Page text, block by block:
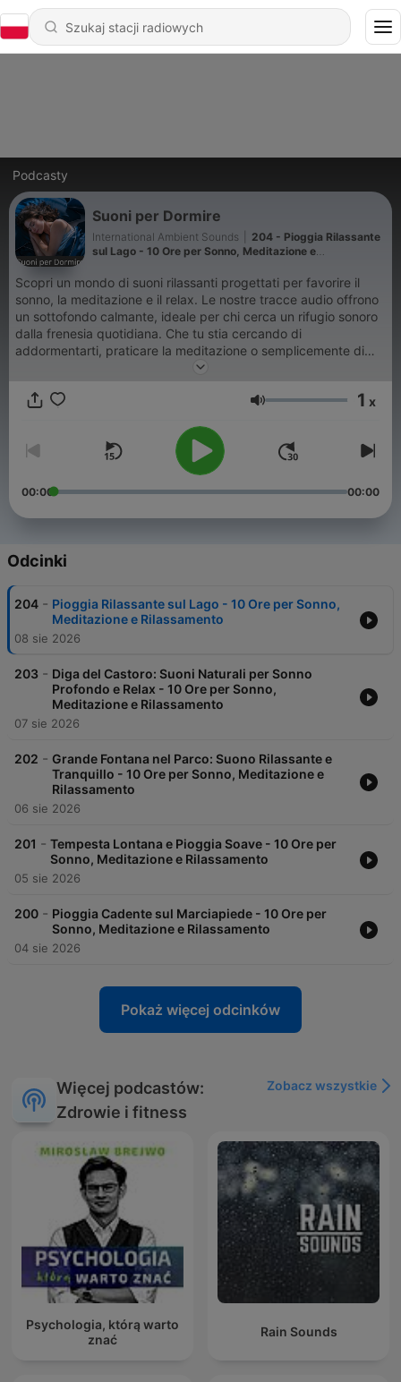
Podcasty
Suoni per Dormire
International Ambient Sounds
204 - Pioggia Rilassante
sul Lago - 10 Ore per Sonno, Meditazione e
Scopri un mondo di suoni rilassanti progettati per favorire il
sonno, la meditazione e il relax. Le nostre tracce audio offrono
un sottofondo calmante, ideale per chi cerca un rifugio sonoro
dalla frenesia quotidiana. Che tu stia cercando di
addormentarti, praticare la meditazione o semplicemente di
creare un'atmosfera serena, i nostri suoni ti accompagneranno
sensoriale unica che ti aiuterà a ritrovare il tuo equilibrio
Głośność 1 x
00:00 00:00
Odcinki
204 - Pioggia Rilassante sul Lago - 10 Ore per Sonno,
Meditazione e Rilassamento
08 sie 2026
203 - Diga del Castoro: Suoni Naturali per Sonno
Profondo e Relax - 10 Ore per Sonno,
Meditazione e Rilassamento
07 sie 2026
202 - Grande Fontana nel Parco: Suono Rilassante e
Tranquillo - 10 Ore per Sonno, Meditazione e
Rilassamento
06 sie 2026
201 - Tempesta Lontana e Pioggia Soave - 10 Ore per
Sonno, Meditazione e Rilassamento
05 sie 2026
200 - Pioggia Cadente sul Marciapiede - 10 Ore per
Sonno, Meditazione e Rilassamento
04 sie 2026
Pokaż więcej odcinków
Więcej podcastów:
Zdrowie i fitness
Zobacz wszystkie
Psychologia, którą warto
znać
Rain Sounds